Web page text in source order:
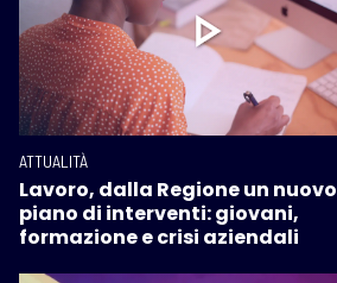
ATTUALITÀ
Lavoro, dalla Regione un nuovo
piano di interventi: giovani,
formazione e crisi aziendali